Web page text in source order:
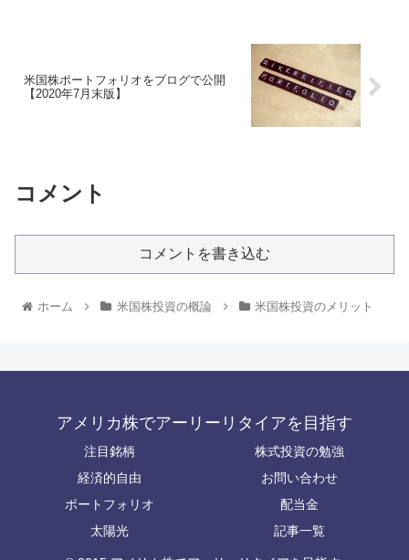
米国株ポートフォリオをブログで公開
【2020年7月末版】
コメント
コメントを書き込む
ホーム 米国株投資の概論 米国株投資のメリット
アメリカ株でアーリーリタイアを目指す
注目銘柄
株式投資の勉強
経済的自由
お問い合わせ
ポートフォリオ
配当金
太陽光
記事一覧